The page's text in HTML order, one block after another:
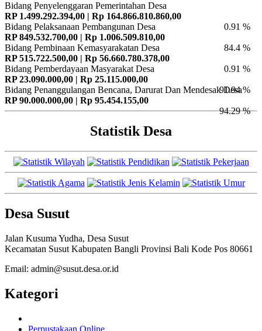
Bidang Penyelenggaran Pemerintahan Desa
RP 1.499.292.394,00 | Rp 164.866.810.860,00
0.91 %
Bidang Pelaksanaan Pembangunan Desa
RP 849.532.700,00 | Rp 1.006.509.810,00
84.4 %
Bidang Pembinaan Kemasyarakatan Desa
RP 515.722.500,00 | Rp 56.660.780.378,00
0.91 %
Bidang Pemberdayaan Masyarakat Desa
RP 23.090.000,00 | Rp 25.115.000,00
91.94 %
Bidang Penanggulangan Bencana, Darurat Dan Mendesak Desa
RP 90.000.000,00 | Rp 95.454.155,00
94.29 %
Statistik Desa
Desa Susut
Jalan Kusuma Yudha, Desa Susut
Kecamatan Susut Kabupaten Bangli Provinsi Bali Kode Pos 80661
Email: admin@susut.desa.or.id
Kategori
Perpustakaan Online